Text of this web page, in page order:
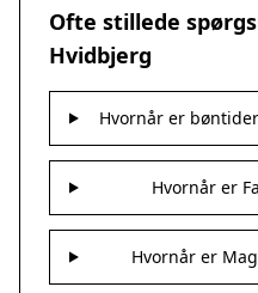
Ofte stillede
Hvidbjerg
Hvornår er
Hvornår er
Hvornår er